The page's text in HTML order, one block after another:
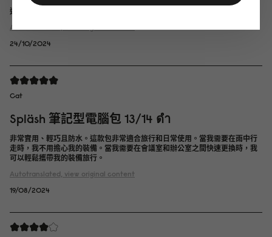
這個包的品質很好
Autotranslated, view original content
24/10/2024
Cat
Spläsh 筆記型電腦包 13/14 ดำ
非常實用、輕巧且防水。這款包非常適合旅行和日常使用。當我需要在雨中行
走時，我不用擔心我的裝備。當我需要在會議室和辦公室之間快速更換時，我
可以輕鬆攜帶我的裝備旅行。
Autotranslated, view original content
19/08/2024